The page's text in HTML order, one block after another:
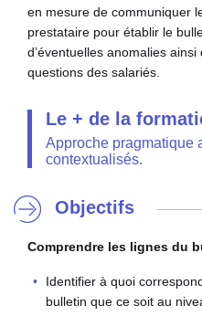
en mesure de communiquer
prestataire pour établir le
d’éventuelles anomalies
questions des salariés.
Le + de la
Approche pragmatique
contextualisés.
Objectifs
Comprendre les lignes du
Identifier à quoi
bulletin que ce soit au